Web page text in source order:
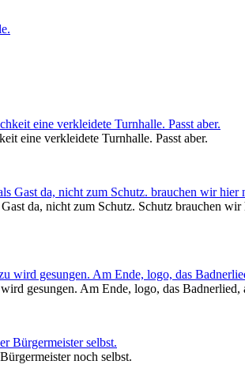
eine verkleidete Turnhalle. Passt aber.
da, nicht zum Schutz. Schutz brauchen
gesungen. Am Ende, logo, das Badnerlied,
noch selbst.